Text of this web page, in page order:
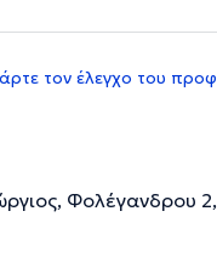
τον έλεγχο του
Φολέγανδρου